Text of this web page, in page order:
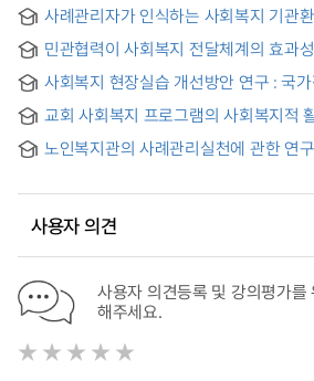
사례관리자가 인식하는 사회복지 기관
민관협력이 사회복지 전달체계의 효과
사회복지 현장실습 개선방안 연구 : 국
Field Practicum : Focused on the
Standards(NCS)
교회 사회복지 프로그램의 사회복지적
노인복지관의 사례관리실천에 관한
사용자 의견
사용자 의견등록 및 강의평가를
해주세요.